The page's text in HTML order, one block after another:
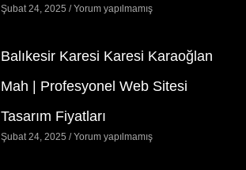
Şubat 24, 2025 Yorum yapılmamış
Balıkesir Karesi Karesi Karaoğlan
Mah | Profesyonel Web Sitesi
Tasarım Fiyatları
Şubat 24, 2025 Yorum yapılmamış